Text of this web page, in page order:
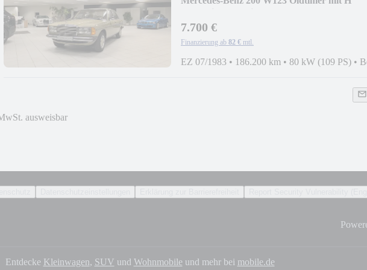
7.700 €
Finanzierung ab 82 € mtl.
EZ 07/1983 • 186.200 km • 80 kW (109 PS) •
ausweisbar
Entdecke Kleinwagen, SUV und Wohnmobileund mehr bei mobile.de